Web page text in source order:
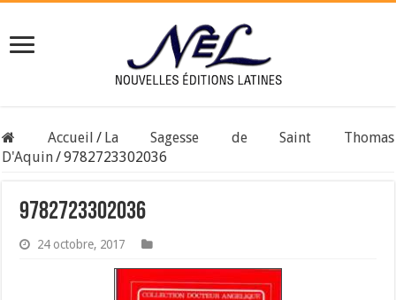
Accueil / La Sagesse de Saint Thomas
D'Aquin/9782723302036
9782723302036
24 octobre, 2017